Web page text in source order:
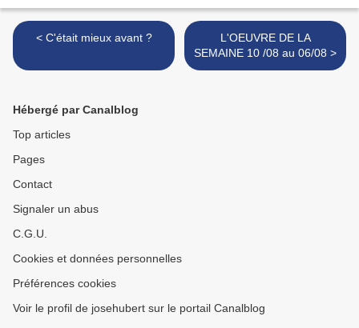
< C'était mieux avant ?
L'OEUVRE DE LA
SEMAINE 10 /08 au 06/08 >
Hébergé par Canalblog
Top articles
Pages
Contact
Signaler un abus
C.G.U.
Cookies et données personnelles
Préférences cookies
Voir le profil de josehubert sur le portail Canalblog